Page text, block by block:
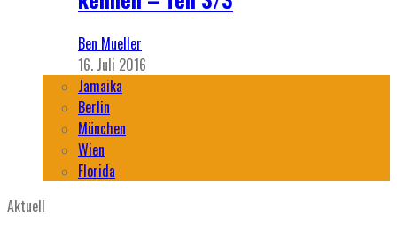
Ben Mueller
16. Juli 2016
Jamaika
Berlin
München
Wien
Florida
Aktuell